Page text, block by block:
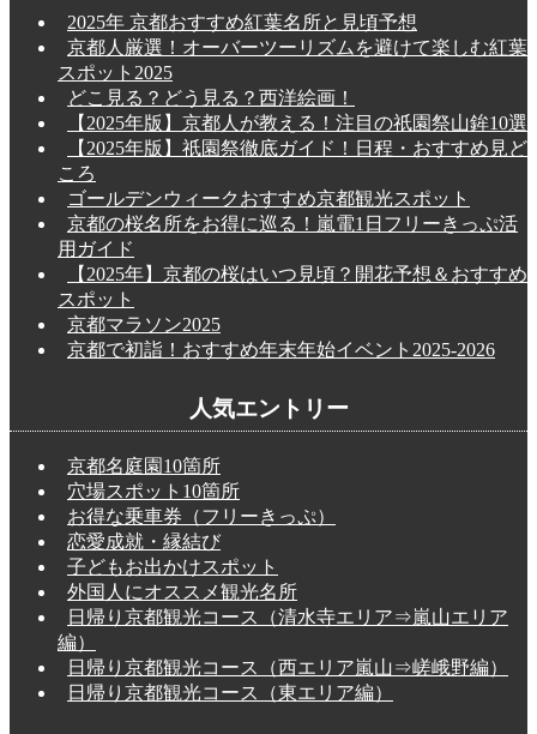
2025年 京都おすすめ紅葉名所と見頃予想
京都人厳選！オーバーツーリズムを避けて楽しむ紅葉
スポット2025
どこ見る？どう見る？西洋絵画！
【2025年版】京都人が教える！注目の祇園祭山鉾10選
【2025年版】祇園祭徹底ガイド！日程・おすすめ見ど
ころ
ゴールデンウィークおすすめ京都観光スポット
京都の桜名所をお得に巡る！嵐電1日フリーきっぷ活
用ガイド
【2025年】京都の桜はいつ見頃？開花予想＆おすすめ
スポット
京都マラソン2025
京都で初詣！おすすめ年末年始イベント2025-2026
人気エントリー
京都名庭園10箇所
穴場スポット10箇所
お得な乗車券（フリーきっぷ）
恋愛成就・縁結び
子どもお出かけスポット
外国人にオススメ観光名所
日帰り京都観光コース（清水寺エリア⇒嵐山エリア
編）
日帰り京都観光コース（西エリア嵐山⇒嵯峨野編）
日帰り京都観光コース（東エリア編）